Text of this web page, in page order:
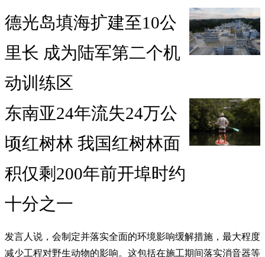
德光岛填海扩建至10公
里长 成为陆军第二个机
动训练区
东南亚24年流失24万公
顷红树林 我国红树林面
积仅剩200年前开埠时约
十分之一
发言人说，会制定并落实全面的环境影响缓解措施，最大程度
减少工程对野生动物的影响。这包括在施工期间落实消音器等